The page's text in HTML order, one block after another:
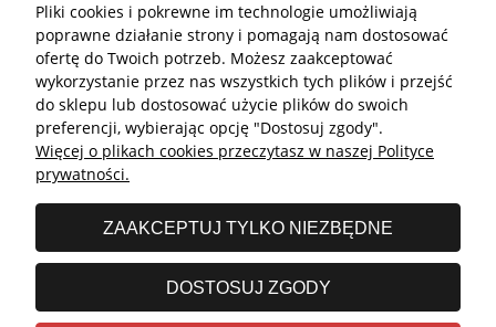
Kontakt
Kontakt
undefined
Godziny otwarcia salonu:
Poniedziałek - Piątek: 11:00 - 19:00
Sobota: 10:00 - 14:00
undefined © 2026 Wszelkie prawa zastrzeżone
Pliki cookies i pokrewne im technologie umożliwiają
poprawne działanie strony i pomagają nam dostosować
ofertę do Twoich potrzeb. Możesz zaakceptować
wykorzystanie przez nas wszystkich tych plików i przejść
do sklepu lub dostosować użycie plików do swoich
preferencji, wybierając opcję "Dostosuj zgody".
Więcej o plikach cookies przeczytasz w naszej Polityce
prywatności.
ZAAKCEPTUJ TYLKO NIEZBĘDNE
DOSTOSUJ ZGODY